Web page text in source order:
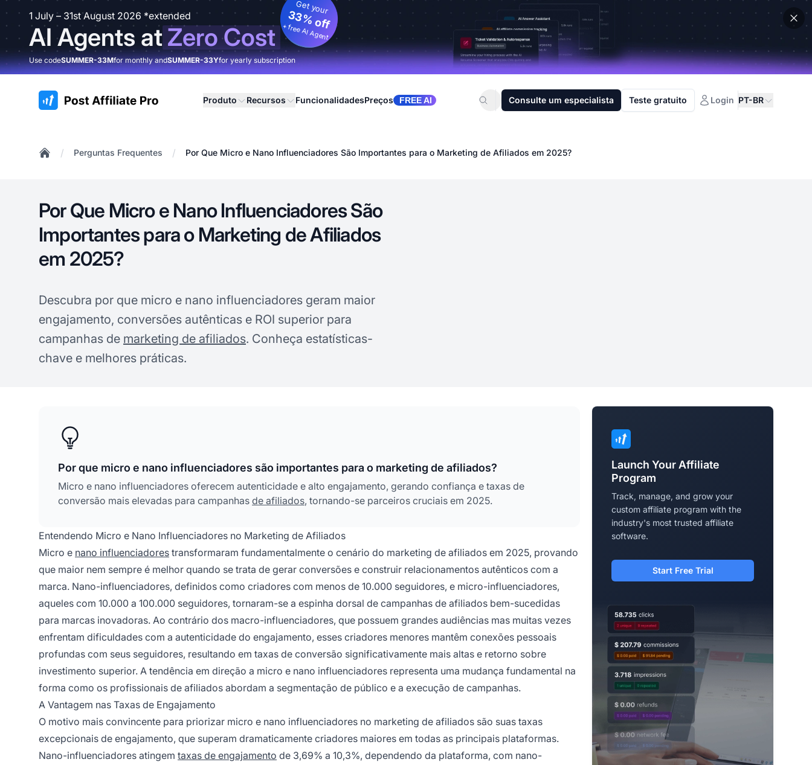
1 July – 31st August 2026 *extended
AI Agents atZero Cost
Get your
33% off
+ free AI Agent
Use codeSUMMER-33Mfor monthly andSUMMER-33Yfor yearly subscription
:site.title Produto Recursos FuncionalidadesPreços FREE AI Consulte um especialista Teste gratuito Login PT-BR
/ Perguntas Frequentes / Por Que Micro e Nano Influenciadores São Importantes para o Marketing de Afiliados em 2025?
Por Que Micro e Nano Influenciadores São
Importantes para o Marketing de Afiliados
em 2025?
Descubra por que micro e nano influenciadores geram maior
engajamento, conversões autênticas e ROI superior para
campanhas de marketing de afiliados. Conheça estatísticas-
chave e melhores práticas.
Por que micro e nano influenciadores são importantes para o marketing de afiliados?
Micro e nano influenciadores oferecem autenticidade e alto engajamento, gerando confiança e taxas de
conversão mais elevadas para campanhas de afiliados, tornando-se parceiros cruciais em 2025.
Entendendo Micro e Nano Influenciadores no Marketing de Afiliados
Micro e nano influenciadores transformaram fundamentalmente o cenário do marketing de afiliados em 2025, provando
que maior nem sempre é melhor quando se trata de gerar conversões e construir relacionamentos autênticos com a
marca. Nano-influenciadores, definidos como criadores com menos de 10.000 seguidores, e micro-influenciadores,
aqueles com 10.000 a 100.000 seguidores, tornaram-se a espinha dorsal de campanhas de afiliados bem-sucedidas
para marcas inovadoras. Ao contrário dos macro-influenciadores, que possuem grandes audiências mas muitas vezes
enfrentam dificuldades com a autenticidade do engajamento, esses criadores menores mantêm conexões pessoais
profundas com seus seguidores, resultando em taxas de conversão significativamente mais altas e retorno sobre
investimento superior. A tendência em direção a micro e nano influenciadores representa uma mudança fundamental na
forma como os profissionais de afiliados abordam a segmentação de público e a execução de campanhas.
A Vantagem nas Taxas de Engajamento
O motivo mais convincente para priorizar micro e nano influenciadores no marketing de afiliados são suas taxas
excepcionais de engajamento, que superam dramaticamente criadores maiores em todas as principais plataformas.
Nano-influenciadores atingem taxas de engajamento de 3,69% a 10,3%, dependendo da plataforma, com nano-
Launch Your Affiliate
Program
Track, manage, and grow your
custom affiliate program with the
industry's most trusted affiliate
software.
Start Free Trial